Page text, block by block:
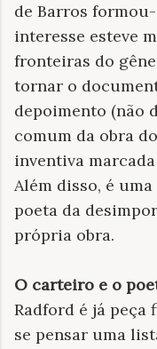
de Barros
interesse esteve
fronteiras do
tornar o
depoimento (não
comum da obra
inventiva
Além disso, é
poeta da
própria obra.
O carteiro e o
Radford é já peça
se pensar uma